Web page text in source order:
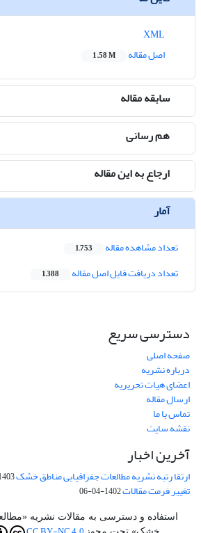
اصل مقاله
1.58 M
سابقه مقاله
هم رسانی
ارجاع به این مقاله
آمار
تعداد مشاهده مقاله 1,753
تعداد دریافت فایل اصل مقاله 1,388
دسترسی سریع
صفحه اصلی
درباره نشریه
اعضای هیات تحریریه
ارسال مقاله
تماس با ما
نقشه سایت
آخرین اخبار
ارتقا رتبه نشریه مطالعات جفرافیایی مناطق خشک06-17
تغییر فرمت مقالات1402-04-06
استفاده و دسترسی به مقالات نشریه